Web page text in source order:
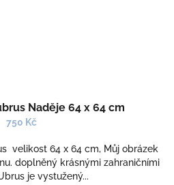
Naděje 64 x 64 cm
750 Kč
velikost 64 x 64 cm, Můj obrázek
doplněný krásnými zahraničními
je vystužený...